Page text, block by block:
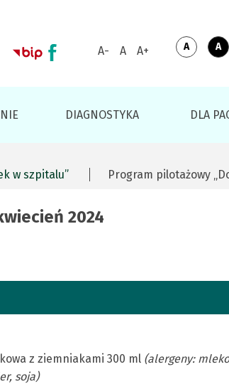
Switch
Default
DIAGNOSTYKA DLA
w szpitalu” Program pilotażowy
2024
z ziemniakami 300 ml (alergeny:
soja)